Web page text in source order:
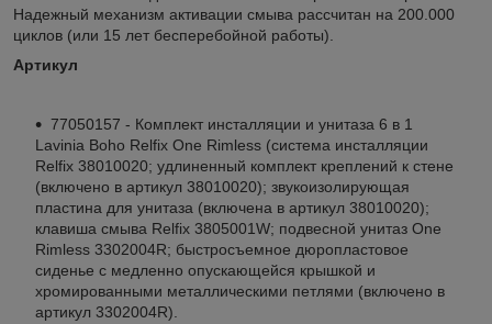
Надежный механизм активации смыва рассчитан на 200.000
циклов (или 15 лет бесперебойной работы).
Артикул
77050157 - Комплект инсталляции и унитаза 6 в 1
Lavinia Boho Relfix One Rimless (система инсталляции
Relfix 38010020; удлиненный комплект креплений к стене
(включено в артикул 38010020); звукоизолирующая
пластина для унитаза (включена в артикул 38010020);
клавиша смыва Relfix 3805001W; подвесной унитаз One
Rimless 3302004R; быстросъемное дюропластовое
сиденье с медленно опускающейся крышкой и
хромированными металлическими петлями (включено в
артикул 3302004R).